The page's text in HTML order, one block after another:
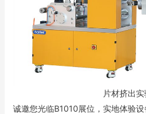
片材挤出
诚邀您光临B1010展位，实地体验